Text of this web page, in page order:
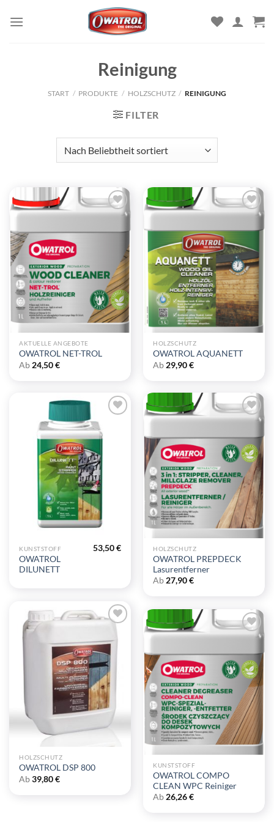
Inhalt
Reinigung
START / PRODUKTE / HOLZSCHUTZ / REINIGUNG
FILTER
Zu
AKTUELLE ANGEBOTE
OWATROL NET-TROL
Ab 24,50€
Zu
Wunschliste
hinzufügen
HOLZSCHUTZ
OWATROL AQUANETT
Ab 29,90€
Wunschliste
hinzufügen
KUNSTSTOFF
OWATROL
DILUNETT
53,50€
Zu
Wunschliste
hinzufügen
HOLZSCHUTZ
OWATROL PREPDECK
Lasurentferner
Ab 27,90€
Zu
Wunschliste
hinzufügen
HOLZSCHUTZ
OWATROL DSP 800
Ab39,80€
Zu
Wunschliste
hinzufügen
KUNSTSTOFF
OWATROL COMPO
CLEAN WPC Reiniger
Ab 26,26€